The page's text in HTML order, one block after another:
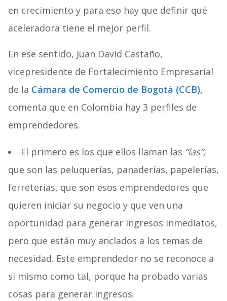
en crecimiento y para eso hay que definir qué
aceleradora tiene el mejor perfil.
En ese sentido, Juan David Castaño,
vicepresidente de Fortalecimiento Empresarial
de la Cámara de Comercio de Bogotá (CCB),
comenta que en Colombia hay 3 perfiles de
emprendedores.
El primero es los que ellos llaman las “ías”,
que son las peluquerías, panaderías, papelerías,
ferreterías, que son esos emprendedores que
quieren iniciar su negocio y que ven una
oportunidad para generar ingresos inmediatos,
pero que están muy anclados a los temas de
necesidad. Este emprendedor no se reconoce a
si mismo como tal, porque ha probado varias
cosas para generar ingresos.